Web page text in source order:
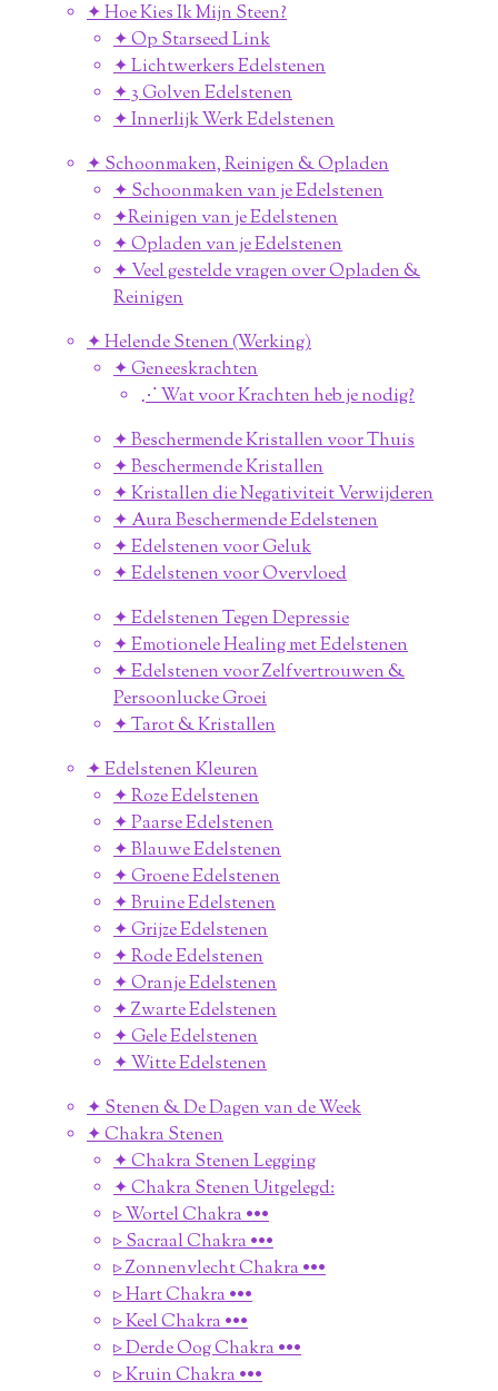
✦ Hoe Kies Ik Mijn Steen?
✦ Op Starseed Link
✦ Lichtwerkers Edelstenen
✦ 3 Golven Edelstenen
✦ Innerlijk Werk Edelstenen
✦ Schoonmaken, Reinigen & Opladen
✦ Schoonmaken van je Edelstenen
✦Reinigen van je Edelstenen
✦ Opladen van je Edelstenen
✦ Veel gestelde vragen over Opladen &
Reinigen
✦ Helende Stenen (Werking)
✦ Geneeskrachten
⋰ Wat voor Krachten heb je nodig?
✦ Beschermende Kristallen voor Thuis
✦ Beschermende Kristallen
✦ Kristallen die Negativiteit Verwijderen
✦ Aura Beschermende Edelstenen
✦ Edelstenen voor Geluk
✦ Edelstenen voor Overvloed
✦ Edelstenen Tegen Depressie
✦ Emotionele Healing met Edelstenen
✦ Edelstenen voor Zelfvertrouwen &
Persoonlucke Groei
✦ Tarot & Kristallen
✦ Edelstenen Kleuren
✦ Roze Edelstenen
✦ Paarse Edelstenen
✦ Blauwe Edelstenen
✦ Groene Edelstenen
✦ Bruine Edelstenen
✦ Grijze Edelstenen
✦ Rode Edelstenen
✦ Oranje Edelstenen
✦ Zwarte Edelstenen
✦ Gele Edelstenen
✦ Witte Edelstenen
✦ Stenen & De Dagen van de Week
✦ Chakra Stenen
✦ Chakra Stenen Legging
✦ Chakra Stenen Uitgelegd:
▹ Wortel Chakra •••
▹ Sacraal Chakra •••
▹ Zonnenvlecht Chakra •••
▹ Hart Chakra •••
▹ Keel Chakra •••
▹ Derde Oog Chakra •••
▹ Kruin Chakra •••